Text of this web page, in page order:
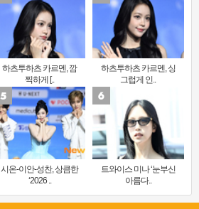
하츠투하츠 카르멘, 깜
찍하게 [..
하츠투하츠 카르멘, 싱
그럽게 인..
시온-이안-성찬, 상큼한
‘2026 ..
트와이스 미나 ‘눈부신
아름다..